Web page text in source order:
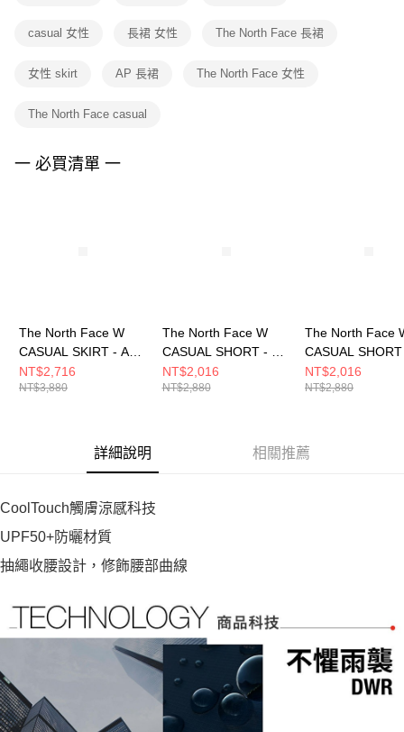
１．透過由恩沛科技股份有限公司提供之「AFTEE先享後付」服務完成之交
權轉讓予恩沛科技股份有限公司。
３．未成年的使用者請事先徵得法定代理人或監護人之同意方可使用
４．使用「AFTEE先享後付」時，將依據個別帳號之用戶狀況，依本公司即
casual 女性 長裙 女性 The North Face 長裙
女性 skirt AP 長裙 The North Face 女性
The North Face casual
一 必買清單 一
The North Face W
CASUAL SKIRT - AP
女 長裙
NF0A8G0321L
NT$2,716
NT$3,880
The North Face W
CASUAL SHORT - AP
女 短褲
NF0A8G022MB
NT$2,016
NT$2,880
The North Face
CASUAL
女 短褲
NF0A8G02JK3
NT$2,016
NT$2,880
詳細說明 相關推薦
CoolTouch觸膚涼感科技
UPF50+防曬材質
抽繩收腰設計，修飾腰部曲線